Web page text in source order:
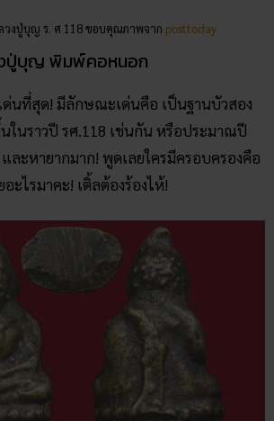
ปู่บุญ พิมพ์คอหนอก
นที่สุด! มีลักษณะเด่นคือ เป็นฐานบัวสอง
ในราวปี รศ.118 เช่นกัน หรือประมาณปี
ละหายากมาก! พูดเลยใครมีครอบครองคือ
ะไรมาคะ! เติ้ลต้องร้องไห้!